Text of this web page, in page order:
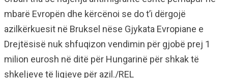
mbarë Evropën dhe kërcënoi se do t’i dërgojë
azilkërkuesit në Bruksel nëse Gjykata Evropiane e
Drejtësisë nuk shfuqizon vendimin për gjobë prej 1
milion eurosh në ditë për Hungarinë për shkak të
shkeljeve të ligjeve për azil./REL